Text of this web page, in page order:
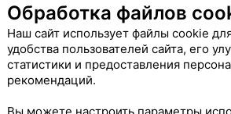
Обработка файлов
Наш сайт использует файлы cookie
удобства пользователей сайта, его
статистики и предоставления
рекомендаций.
Вы можете настроить параметры